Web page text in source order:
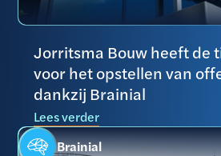
Jorritsma Bouw heeft de
voor het opstellen van
dankzij Brainial
Lees verder
Brainial